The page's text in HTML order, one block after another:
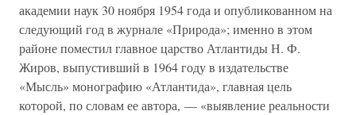
академии наук 30 ноября 1954 года и опубликованном на
следующий год в журнале «Природа»; именно в этом
районе поместил главное царство Атлантиды Н. Ф.
Жиров, выпустивший в 1964 году в издательстве
«Мысль» монографию «Атлантида», главная цель
которой, по словам ее автора, — «выявление реальности